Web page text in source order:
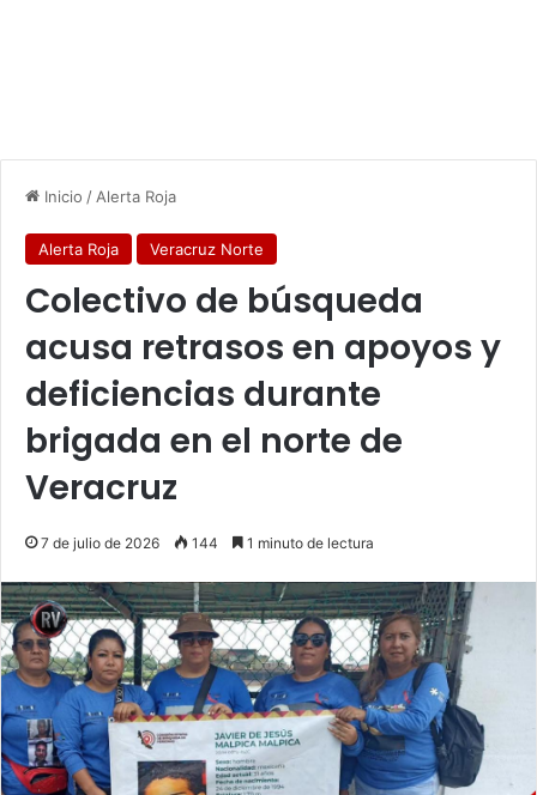
Inicio / Alerta Roja
Alerta Roja Veracruz Norte
Colectivo de búsqueda
acusa retrasos en apoyos y
deficiencias durante
brigada en el norte de
Veracruz
7 de julio de 2026 144 1 minuto de lectura